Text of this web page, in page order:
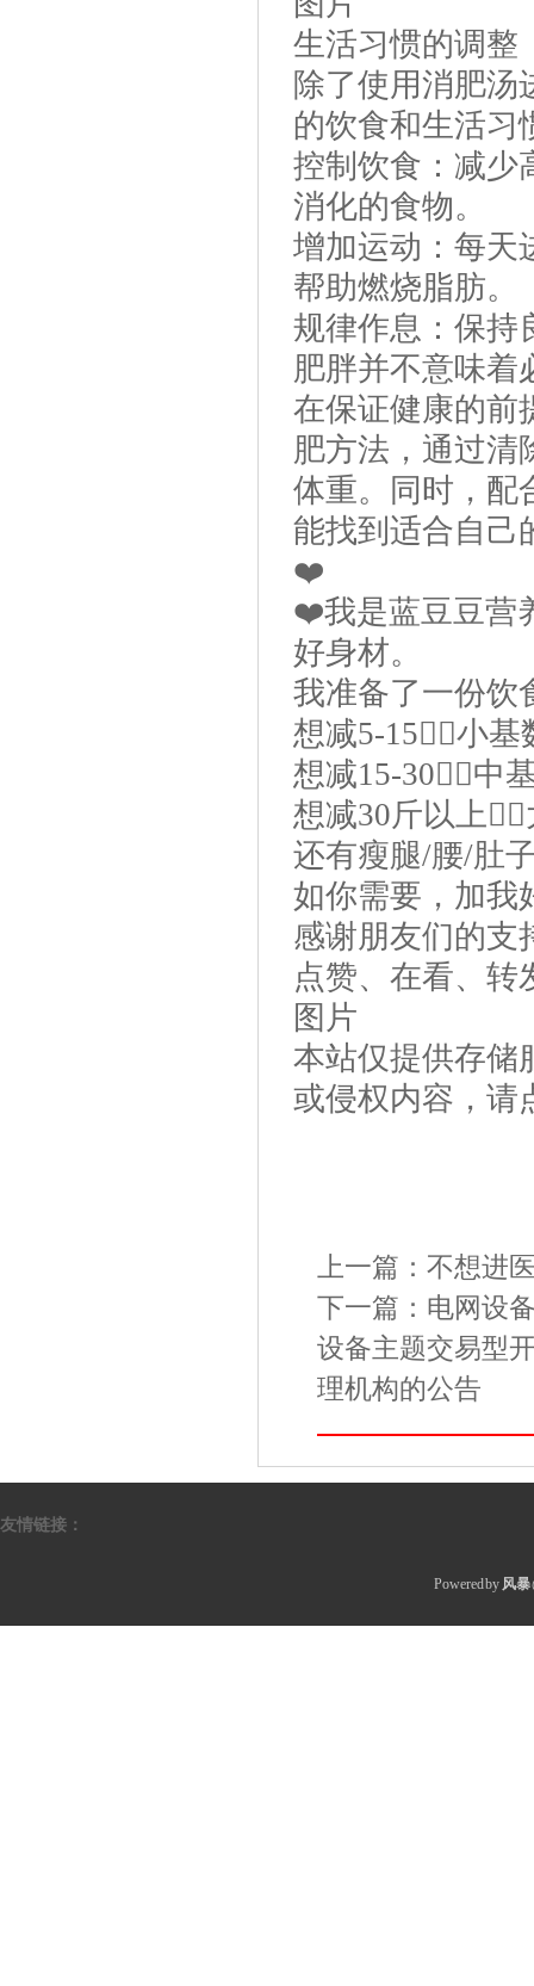
生活习惯的调整
除了使用消肥汤
的饮食和生活习
控制饮食：减少
消化的食物。
增加运动：每天
帮助燃烧脂肪。
规律作息：保持
肥胖并不意味着
在保证健康的前
肥方法，通过清
体重。同时，配
能找到适合自己
❤️
❤️我是蓝豆豆营
好身材。
我准备了一份饮
想减5-15👉🏻小
想减15-30👉🏻中
想减30斤以上
还有瘦腿/腰/肚
如你需要，加我
感谢朋友们的支
点赞、在看、转
图片
本站仅提供存储
或侵权内容，请
上一篇： 不想进
下一篇： 电网设
设备主题交易型
理机构的公告
友情链接：
Powered by 风暴